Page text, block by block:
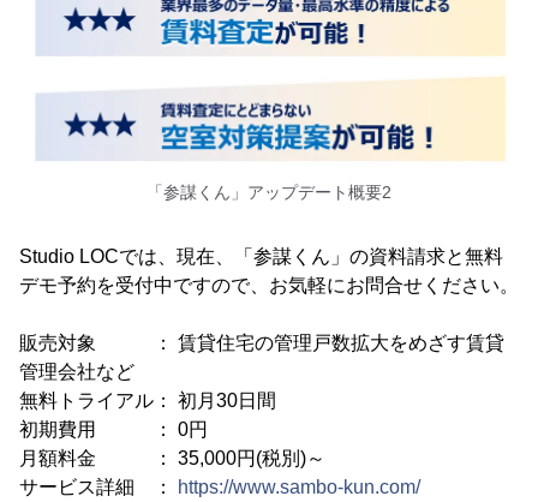
「参謀くん」アップデート概要2
Studio LOCでは、現在、「参謀くん」の資料請求と無料
デモ予約を受付中ですので、お気軽にお問合せください。
販売対象 ： 賃貸住宅の管理戸数拡大をめざす賃貸
管理会社など
無料トライアル： 初月30日間
初期費用 ： 0円
月額料金 ： 35,000円(税別)～
サービス詳細 ：
https://www.sambo-kun.com/